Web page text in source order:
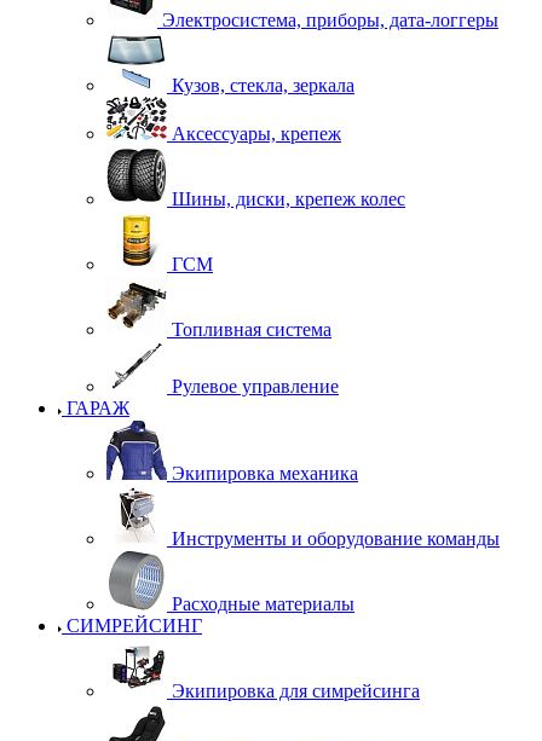
Электросистема, приборы, дата-логгеры
Кузов, стекла, зеркала
Аксессуары, крепеж
Шины, диски, крепеж колес
ГСМ
Топливная система
Рулевое управление
ГАРАЖ
Экипировка механика
Инструменты и оборудование команды
Расходные материалы
СИМРЕЙСИНГ
Экипировка для симрейсинга